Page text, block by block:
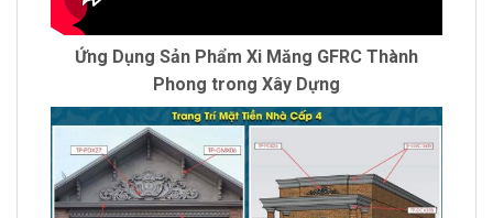
Ứng Dụng Sản Phẩm Xi Măng GFRC Thành
Phong trong Xây Dựng